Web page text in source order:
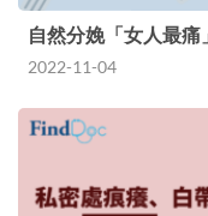
自然分娩「女人最痛
2022-11-04